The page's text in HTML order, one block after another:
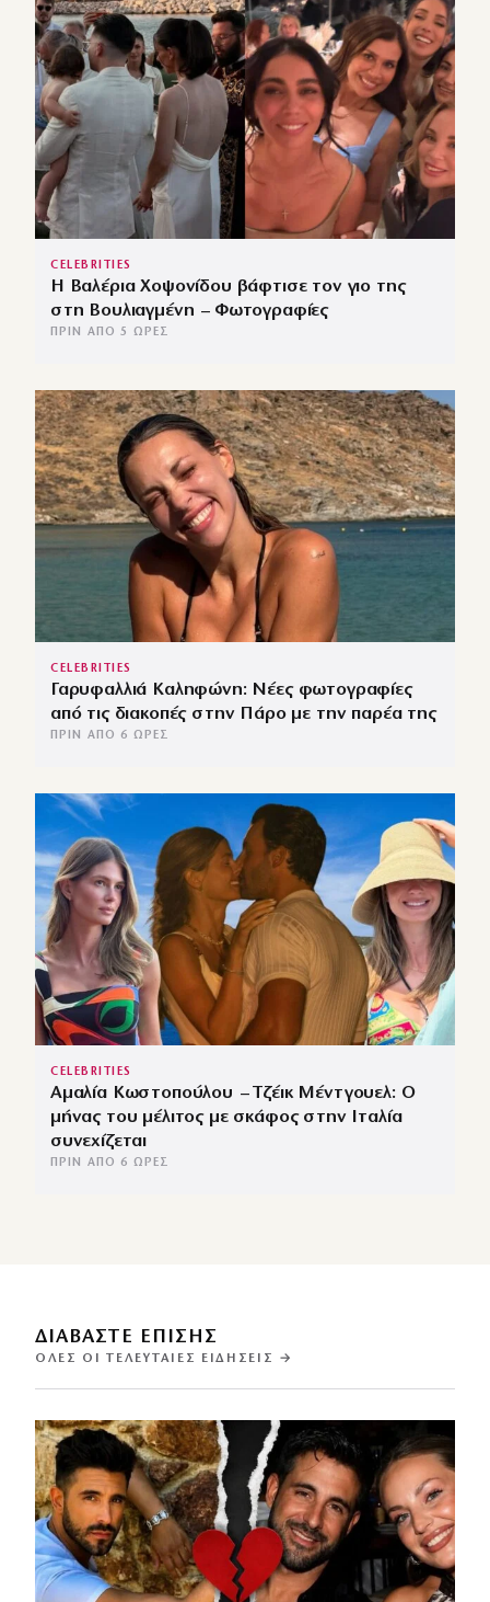
CELEBRITIES
Η Βαλέρια Χοψονίδου βάφτισε τον γιο της
στη Βουλιαγμένη – Φωτογραφίες
ΠΡΙΝ ΑΠΌ 5 ΏΡΕΣ
CELEBRITIES
Γαρυφαλλιά Καληφώνη: Νέες φωτογραφίες
από τις διακοπές στην Πάρο με την παρέα της
ΠΡΙΝ ΑΠΌ 6 ΏΡΕΣ
CELEBRITIES
Αμαλία Κωστοπούλου – Τζέικ Μέντγουελ: Ο
μήνας του μέλιτος με σκάφος στην Ιταλία
συνεχίζεται
ΠΡΙΝ ΑΠΌ 6 ΏΡΕΣ
ΔΙΑΒΑΣΤΕ ΕΠΙΣΗΣ
ΌΛΕΣ ΟΙ ΤΕΛΕΥΤΑΊΕΣ ΕΙΔΉΣΕΙΣ →